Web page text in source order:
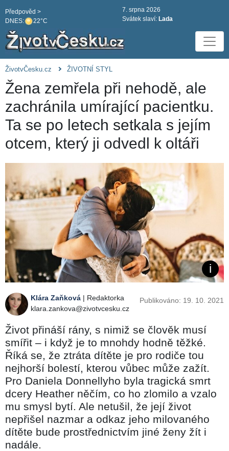
DNES: 22°C
Předpověd >
7. srpna 2026
Svátek slaví: Lada
ŽivotvČesku.cz ŽIVOTNÍ STYL
Žena zemřela při nehodě, ale
zachránila umírající pacientku.
Ta se po letech setkala s jejím
otcem, který ji odvedl k oltáři
Klára Zaňková | Redaktorka
klara.zankova@zivotvcesku.cz
Publikováno: 19. 10. 2021
Život přináší rány, s nimiž se člověk musí
smířit – i když je to mnohdy hodně těžké.
Říká se, že ztráta dítěte je pro rodiče tou
nejhorší bolestí, kterou vůbec může zažít.
Pro Daniela Donnellyho byla tragická smrt
dcery Heather něčím, co ho zlomilo a vzalo
mu smysl bytí. Ale netušil, že její život
nepřišel nazmar a odkaz jeho milovaného
dítěte bude prostřednictvím jiné ženy žít i
nadále.